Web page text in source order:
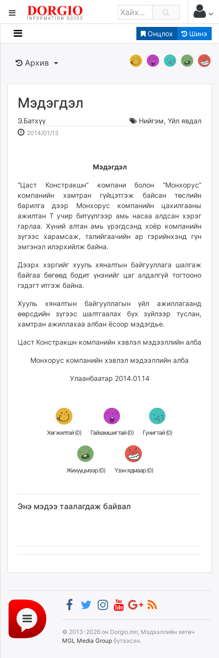
Онцлох Шинэ
Мэдээллийн
Банк санхүү
Бизнес ААН
Төрийн
Нийслэлийн
zindaa.mn
Baabar.mn
tovch.mn
ikon.mn
mnb.mn
Livetv.mn
Eguur.mn
24tsag.mn
shuud.mn
eagle.mn
ergelt.mn
zarig.mn
mminfo.mn
shuurhai.mn
itoim.mn
tumen.mn
tvmongolia.mn
mass.mn
tac.mn
paparazzi.mn
unread.today
Архив
Мэдэгдэл
Э.Батхүү Нийгэм, Үйл явдал
2014/01/13
Мэдэгдэл
“Цаст Констракшн” компани болон “Монхорус”
компанийн хамтран гүйцэтгэж байсан төслийн
барилга дээр Монхорус компанийн цахилгааны
ажилтан Т учир битүүлгээр амь насаа алдсан хэрэг
гарлаа. Хүний алтан амь үрэгдсэнд хоёр компанийн
зүгээс харамсаж, талийгаачийн ар гэрийнхэнд гүн
эмгэнэл илэрхийлж байна.
Дээрх хэргийг хууль хяналтын байгууллага шалгаж
байгаа бөгөөд бодит үнэнийг цаг алдалгүй тогтооно
гэдэгт итгэж байна.
Хууль хяналтын байгууллагын үйл ажиллагаанд
өөрсдийн зүгээс шалтгаалах бүх зүйлээр туслан,
хамтран ажиллахаа албан ёсоор мэдэгдье.
Цаст Констракшн компанийн хэвлэл мэдээллийн алба
Монхорус компанийн хэвлэл мэдээллийн алба
Улаанбаатар 2014.01.14
Хөгжилтэй (0) Гайхамшигтай (0) Гунигтай (0)
Жихүүцмээр (0) Үзэн ядмаар (0)
Энэ мэдээ таалагдаж байвал
© 2013-2026 он Dorgio.mn, Мэдээллийн хөтөч
MGL Media Group бүтээсэн.